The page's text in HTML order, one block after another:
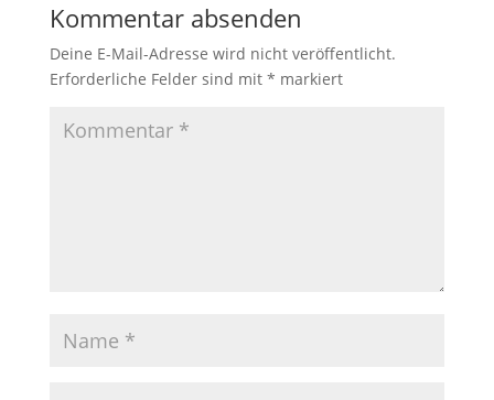
Kommentar absenden
Deine E-Mail-Adresse wird nicht veröffentlicht.
Erforderliche Felder sind mit * markiert